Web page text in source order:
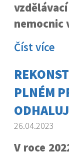
nemocnic
Číst více
PLNÉM
26.04.2023
V roce